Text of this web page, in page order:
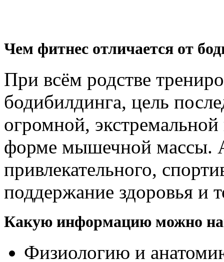
Чем фитнес отличается от
При всём родстве
бодибилдинга, цель
огромной,
форме мышечной массы.
привлекательного,
поддержание здоровья и
Какую информацию можно
Физиологию и